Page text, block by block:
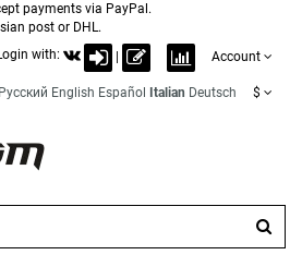
payments via PayPal.
post or DHL.
with:
Account
Русский English Español Italian Deutsch $